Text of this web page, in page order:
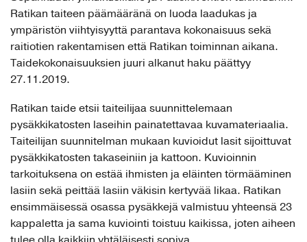
Ratikan taiteen päämääränä on luoda laadukas ja
ympäristön viihtyisyyttä parantava kokonaisuus sekä
raitiotien rakentamisen että Ratikan toiminnan aikana.
Taidekokonaisuuksien juuri alkanut haku päättyy
27.11.2019.
Ratikan taide etsii taiteilijaa suunnittelemaan
pysäkkikatosten laseihin painatettavaa kuvamateriaalia.
Taiteilijan suunnitelman mukaan kuvioidut lasit sijoittuvat
pysäkkikatosten takaseiniin ja kattoon. Kuvioinnin
tarkoituksena on estää ihmisten ja eläinten törmääminen
lasiin sekä peittää lasiin väkisin kertyvää likaa. Ratikan
ensimmäisessä osassa pysäkkejä valmistuu yhteensä 23
kappaletta ja sama kuviointi toistuu kaikissa, joten aiheen